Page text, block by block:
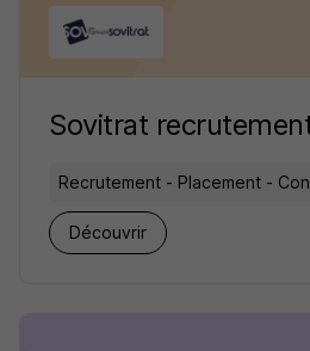
Sovitrat
Recrutement - Placement -
Découvrir